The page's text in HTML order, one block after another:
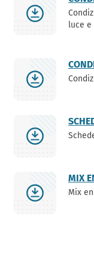
luce
MIX
Mix